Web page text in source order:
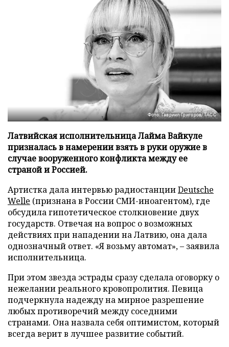
Фото: Гавриил Григоров/ТАСС
Латвийская исполнительница Лайма Вайкуле
призналась в намерении взять в руки оружие в
случае вооруженного конфликта между ее
страной и Россией.
Артистка дала интервью радиостанцииDeutsche
Welle (признана в России СМИ-иноагентом), где
обсудила гипотетическое столкновение двух
государств. Отвечая на вопрос о возможных
действиях при нападении на Латвию, она дала
однозначный ответ. «Я возьму автомат», – заявила
исполнительница.
При этом звезда эстрады сразу сделала оговорку о
нежелании реального кровопролития. Певица
подчеркнула надежду на мирное разрешение
любых противоречий между соседними
странами. Она назвала себя оптимистом, который
всегда верит в лучшее развитие событий.